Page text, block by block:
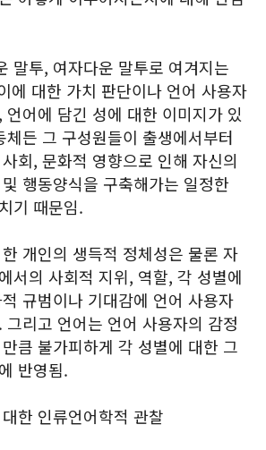
말투, 여자다운 말투로 여겨지는
에 대한 가치 판단이나 언어 사용자
어에 담긴 성에 대한 이미지가 있
든 그 구성원들이 출생에서부터
회, 문화적 영향으로 인해 자신의
행동양식을 구축해가는 일정한
기 때문임.
개인의 생득적 정체성은 물론 자
서의 사회적 지위, 역할, 각 성별에
규범이나 기대감에 언어 사용자
리고 언어는 언어 사용자의 감정
큼 불가피하게 각 성별에 대한 그
반영됨.
한 인류언어학적 관찰